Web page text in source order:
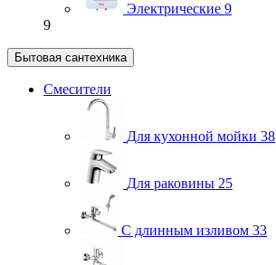
Электрические 9
9
Бытовая сантехника
Смесители
Для кухонной мойки 38
Для раковины 25
С длинным изливом 33